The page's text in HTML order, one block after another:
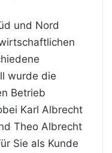
und Nord
wurde die
Betrieb
Karl Albrecht
Theo Albrecht
Sie als Kunde